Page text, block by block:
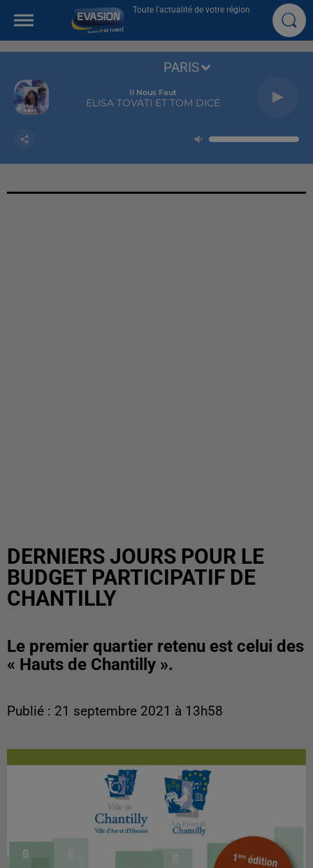
Toute l'actualité de votre région
Il Nous Faut
ELISA TOVATI ET TOM DICE
PARIS
DERNIERS JOURS POUR LE
BUDGET PARTICIPATIF DE
CHANTILLY
Le premier quartier retenu est celui des
« Hauts de Chantilly ».
Publié : 21 septembre 2021 à 13h58